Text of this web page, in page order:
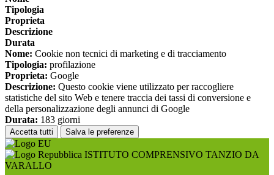
Tipologia
Proprieta
Descrizione
Durata
Nome: Cookie non tecnici di marketing e di tracciamento
Tipologia: profilazione
Proprieta: Google
Descrizione: Questo cookie viene utilizzato per raccogliere
statistiche del sito Web e tenere traccia dei tassi di conversione e
della personalizzazione degli annunci di Google
Durata: 183 giorni
Accetta tutti Salva le preferenze
ISTITUTO COMPRENSIVO TANZIO DA
VARALLO